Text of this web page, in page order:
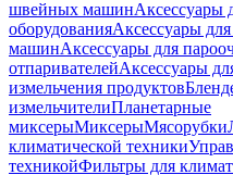
швейных машинАксессуары
оборудованияАксессуары
машинАксессуары для
отпаривателейАксессуары
измельчения продуктов
измельчителиПланетарные
миксерыМиксерыМясорубки
климатической техники
техникойФильтры для